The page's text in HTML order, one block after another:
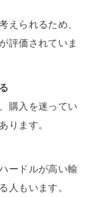
えられるため、
評価されていま
購入を迷ってい
ります。
ードルが高い輸
人もいます。